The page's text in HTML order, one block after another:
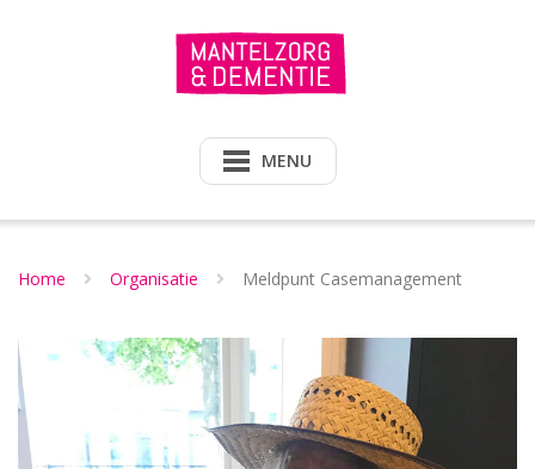
MENU
Home Organisatie Meldpunt Casemanagement